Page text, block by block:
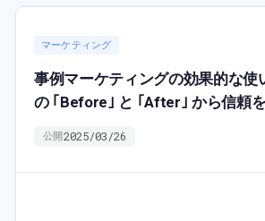
マーケティング
事例マーケティングの効果的な使
の ｢Before｣ と ｢After｣ から信頼
公開2025/03/26